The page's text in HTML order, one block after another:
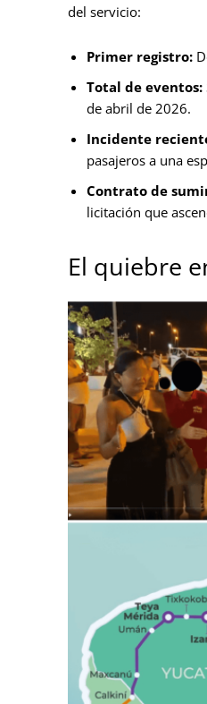
del servicio:
Primer registro:
Total de eventos:
de abril de 2026.
Incidente
pasajeros a una
Contrato de
licitación que
El quiebre